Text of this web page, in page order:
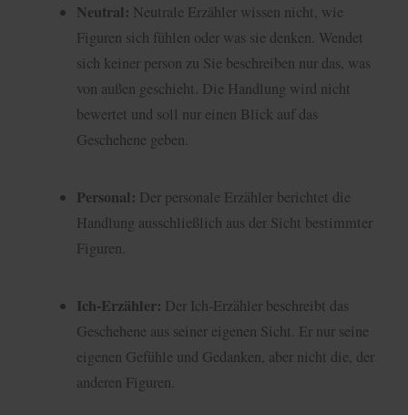
Neutral: Neutrale Erzähler wissen nicht, wie
Figuren sich fühlen oder was sie denken. Wendet
sich keiner person zu Sie beschreiben nur das, was
von außen geschieht. Die Handlung wird nicht
bewertet und soll nur einen Blick auf das
Geschehene geben.
Personal: Der personale Erzähler berichtet die
Handlung ausschließlich aus der Sicht bestimmter
Figuren.
Ich-Erzähler: Der Ich-Erzähler beschreibt das
Geschehene aus seiner eigenen Sicht. Er nur seine
eigenen Gefühle und Gedanken, aber nicht die, der
anderen Figuren.